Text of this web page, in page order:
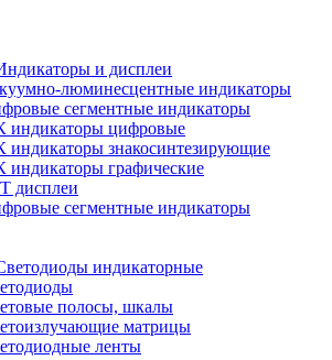
и дисплеи
люминесцентные индикаторы
сегментные индикаторы
индикаторы цифровые
знакосинтезирующие
графические
дисплеи
сегментные индикаторы
индикаторные
полосы, шкалы
матрицы
ленты